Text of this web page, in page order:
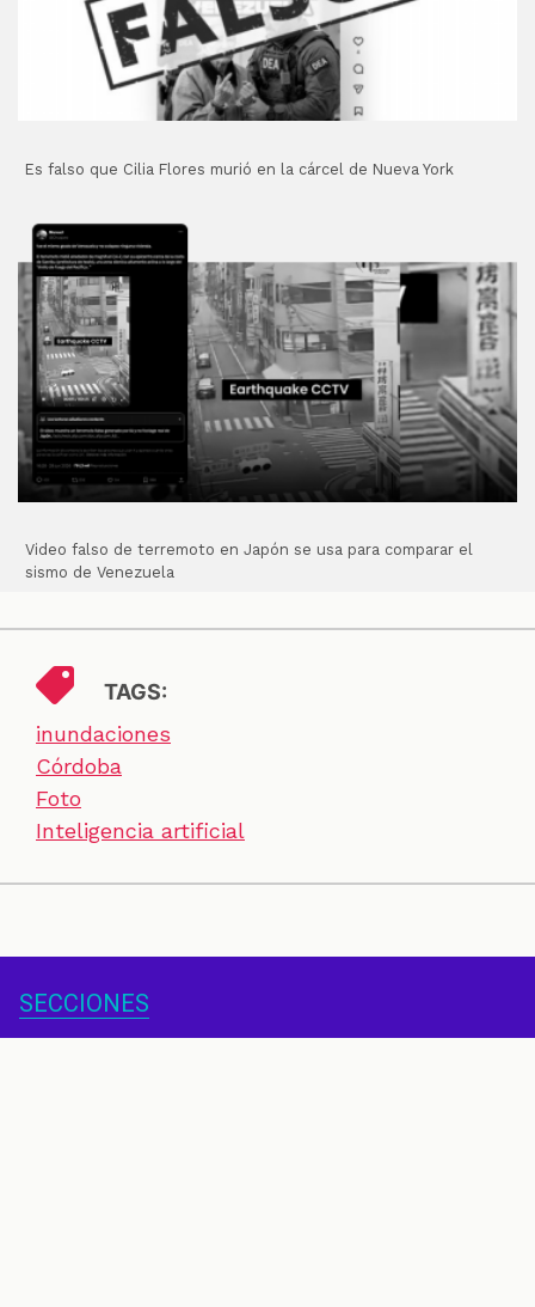
Es falso que Cilia Flores murió en la cárcel de Nueva York
Video falso de terremoto en Japón se usa para comparar el
sismo de Venezuela
TAGS:
inundaciones
Córdoba
Foto
Inteligencia artificial
SECCIONES